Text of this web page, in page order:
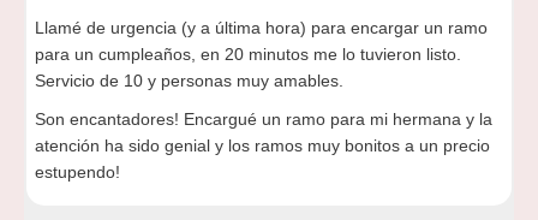
Llamé de urgencia (y a última hora) para encargar un ramo
para un cumpleaños, en 20 minutos me lo tuvieron listo.
Servicio de 10 y personas muy amables.
Son encantadores! Encargué un ramo para mi hermana y la
atención ha sido genial y los ramos muy bonitos a un precio
estupendo!